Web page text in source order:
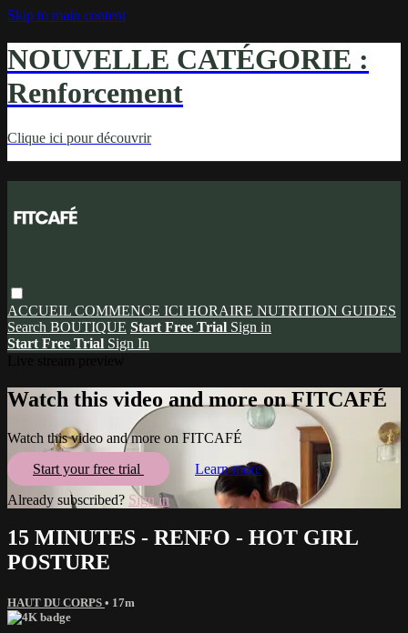
Skip to main content
NOUVELLE CATÉGORIE :
Renforcement
Clique ici pour découvrir
ACCUEIL COMMENCE ICI HORAIRE NUTRITION GUIDES
Search BOUTIQUE Start Free Trial Sign in
Start Free Trial Sign In
Watch this video and more on FITCAFÉ
Watch this video and more on FITCAFÉ
Start your free trial
Learn more
Already subscribed? Sign in
15 MINUTES - RENFO - HOT GIRL
POSTURE
HAUT DU CORPS • 17m